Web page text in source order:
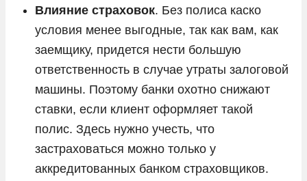
Влияние страховок. Без полиса каско
условия менее выгодные, так как вам, как
заемщику, придется нести большую
ответственность в случае утраты залоговой
машины. Поэтому банки охотно снижают
ставки, если клиент оформляет такой
полис. Здесь нужно учесть, что
застраховаться можно только у
аккредитованных банком страховщиков.